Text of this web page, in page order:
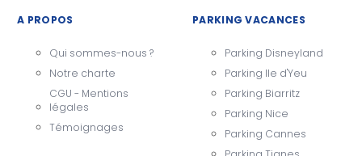
A PROPOS
Qui sommes-nous ?
Notre charte
CGU - Mentions
légales
Témoignages
PARKING VACANCES
Parking Disneyland
Parking Ile d'Yeu
Parking Biarritz
Parking Nice
Parking Cannes